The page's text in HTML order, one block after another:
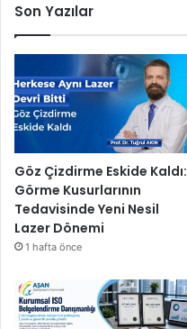
Son Yazılar
Göz Çizdirme Eskide Kaldı:
Görme Kusurlarının
Tedavisinde Yeni Nesil
Lazer Dönemi
1 hafta önce